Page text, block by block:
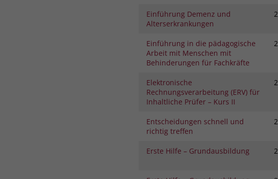
Einführung Demenz und
Alterserkrankungen
Einführung in die pädagogische
Arbeit mit Menschen mit
Behinderungen für Fachkräfte
Elektronische
Rechnungsverarbeitung (ERV) für
Inhaltliche Prüfer – Kurs II
Entscheidungen schnell und
richtig treffen
Erste Hilfe – Grundausbildung